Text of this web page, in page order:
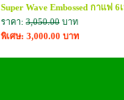
Super Wave Embossed กาแฟ
ราคา: 3,050.00 บาท
พิเศษ: 3,000.00 บาท